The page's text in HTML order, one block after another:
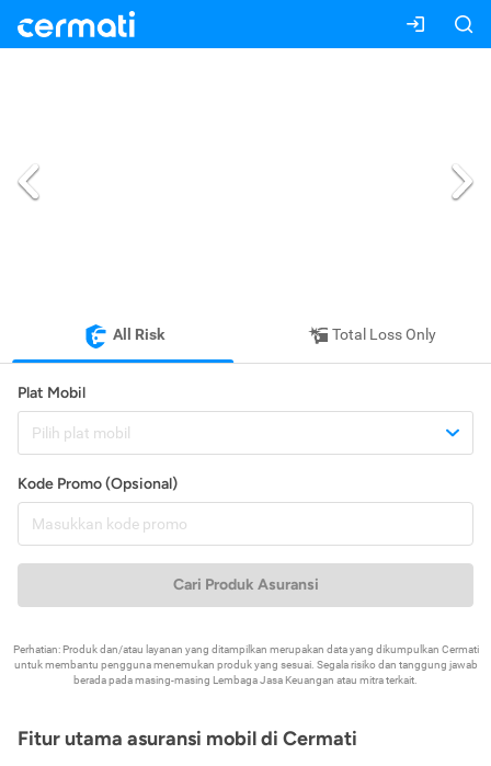
All Risk Total Loss Only
Plat Mobil
Pilih plat mobil
Kode Promo (Opsional)
Cari Produk Asuransi
Perhatian: Produk dan/atau layanan yang ditampilkan merupakan data yang dikumpulkan Cermati
untuk membantu pengguna menemukan produk yang sesuai. Segala risiko dan tanggung jawab
berada pada masing-masing Lembaga Jasa Keuangan atau mitra terkait.
Fitur utama asuransi mobil di Cermati